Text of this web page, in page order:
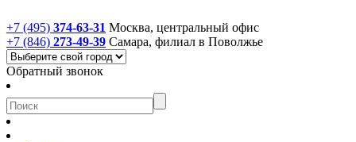
+7 (495) 374-63-31 Москва, центральный офис
+7 (846) 273-49-39 Самара, филиал в Поволжье
Обратный звонок